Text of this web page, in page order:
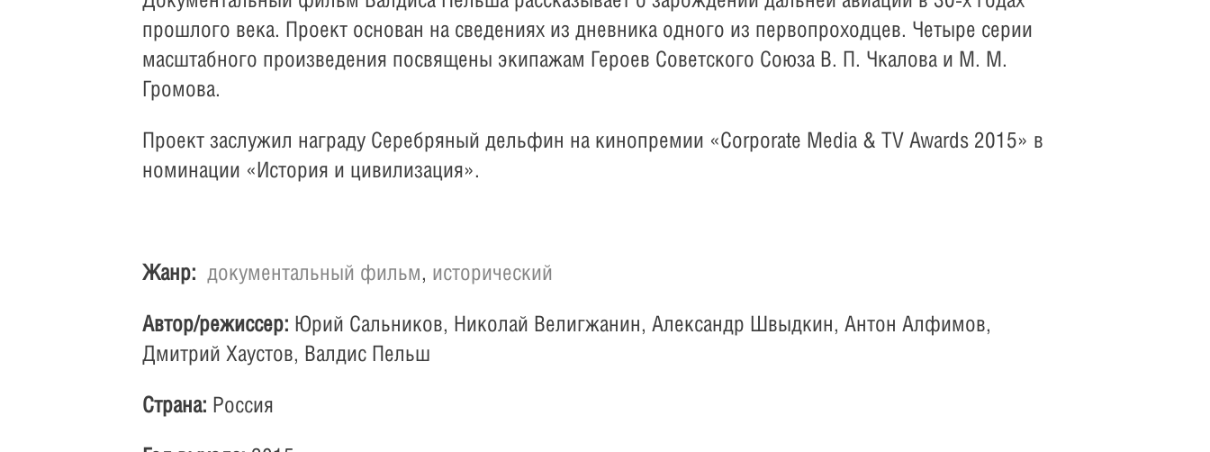
прошлого века. Проект основан на сведениях из дневника одного из первопроходцев. Четыре серии
масштабного произведения посвящены экипажам Героев Советского Союза В. П. Чкалова и М. М.
Громова.
Проект заслужил награду Серебряный дельфин на кинопремии «Corporate Media & TV Awards 2015» в
номинации «История и цивилизация».
Жанр: документальный фильм, исторический
Автор/режиссер: Юрий Сальников, Николай Велигжанин, Александр Швыдкин, Антон Алфимов,
Дмитрий Хаустов, Валдис Пельш
Страна: Россия